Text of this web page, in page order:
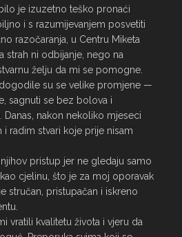
je izuzetno teško pronaći
i s razumijevanjem posvetiti
razočaranja, u Centru Miketa
strah ni odbijanje, nego na
želju da mi se pomogne.
su se velike promjene —
sagnuti se bez bolova i
nakon nekoliko mjeseci
i radim stvari koje prije nisam
pristup jer ne gledaju samo
cjelinu, što je za moj oporavak
stručan, pristupačan i iskreno
vratili kvalitetu života i vjeru da